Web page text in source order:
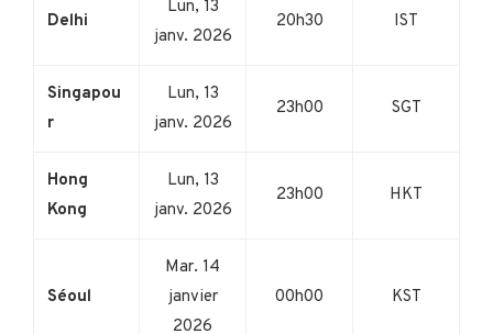
Delhi
Lun, 13
janv. 2026
20h30 IST
Singapou
r
Lun, 13
janv. 2026
23h00 SGT
Hong
Kong
Lun, 13
janv. 2026
23h00 HKT
Séoul
Mar. 14
janvier
2026
00h00 KST